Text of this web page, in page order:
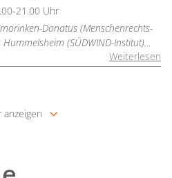
21.00 Uhr
Donatus (Menschenrechts-
(SÜDWIND-Institut)…
Weiterlesen
anzeigen